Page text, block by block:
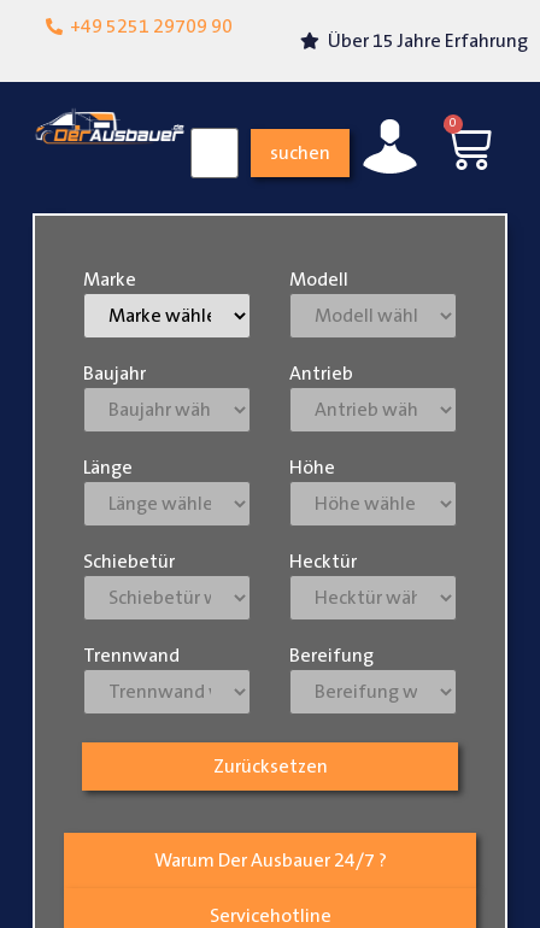
+49 5251 29709 90
Lokalgeschäft in
Über 15 Jahre Erfahrung
suchen
0
Warum Der Ausbauer 24/7 ?
Servicehotline
Marke Modell
Baujahr Antrieb
Länge Höhe
Schiebetür Hecktür
Trennwand Bereifung
Zurücksetzen